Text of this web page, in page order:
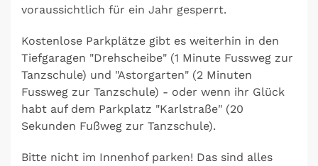
voraussichtlich für ein Jahr gesperrt.
Kostenlose Parkplätze gibt es weiterhin in den
Tiefgaragen "Drehscheibe" (1 Minute Fussweg zur
Tanzschule) und "Astorgarten" (2 Minuten
Fussweg zur Tanzschule) - oder wenn ihr Glück
habt auf dem Parkplatz "Karlstraße" (20
Sekunden Fußweg zur Tanzschule).
Bitte nicht im Innenhof parken! Das sind alles